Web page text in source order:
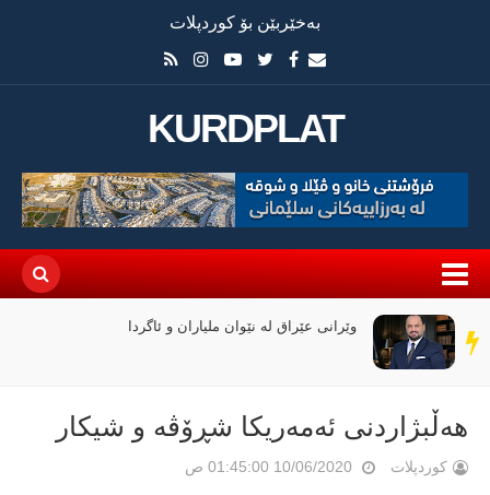
بەخێربێن بۆ کوردپلات
KURDPLAT
سەر
دێڕ
وێرانی عێراق لە نێوان ملیاران و ئاگردا
هه‌ڵبژاردنى ئه‌مه‌ریكا شڕۆڤه‌ و شیكار
کوردپلات 10/06/2020 01:45:00 ص